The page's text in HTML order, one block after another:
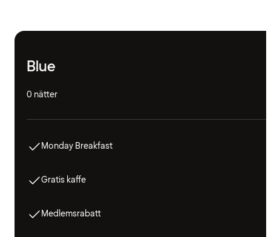
Blue
0 nätter
Monday Breakfast
Gratis kaffe
Medlemsrabatt